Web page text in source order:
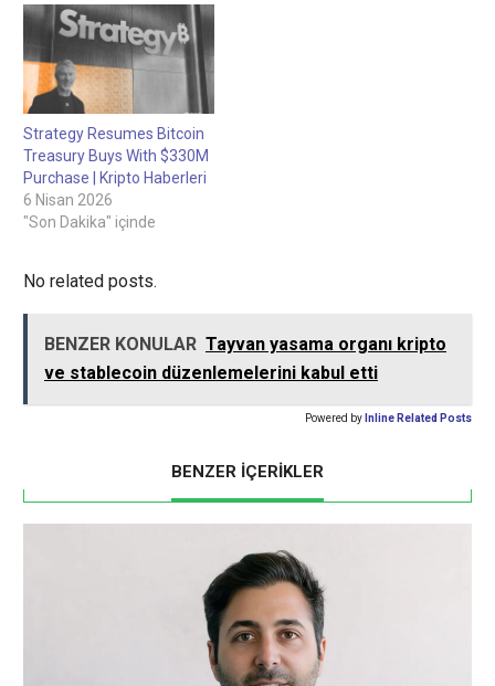
Strategy Resumes Bitcoin
Treasury Buys With $330M
Purchase | Kripto Haberleri
6 Nisan 2026
"Son Dakika" içinde
No related posts.
BENZER KONULAR Tayvan yasama organı kripto
ve stablecoin düzenlemelerini kabul etti
Powered by Inline Related Posts
BENZER İÇERİKLER